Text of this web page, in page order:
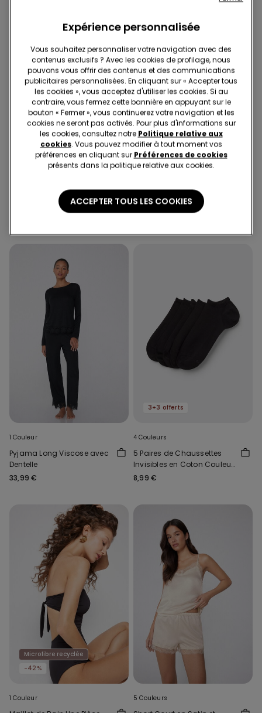
-50%
3 articles soldés, -70 %
Pyjama Court en Coton
-50%
3 articles soldés, -70 %
Pull Coton Manches
Longues Surpiqûres
1 Couleur
Pyjama Long Viscose avec
Dentelle
33,99 €
3+3 offerts
4 Couleurs
5 Paires de Chaussettes
Invisibles en Coton Couleur
Unie Unisexe
8,99 €
Microfibre recyclée
-42%
1 Couleur 5 Couleurs
Expérience personnalisée
Vous souhaitez personnaliser votre navigation avec des
contenus exclusifs ? Avec les cookies de profilage, nous
pouvons vous offrir des contenus et des communications
publicitaires personnalisées. En cliquant sur « Accepter tous
les cookies », vous acceptez d'utiliser les cookies. Si au
contraire, vous fermez cette bannière en appuyant sur le
bouton « Fermer », vous continuerez votre navigation et les
cookies ne seront pas activés. Pour plus d'informations sur
les cookies, consultez notre Politique relative aux
cookies. Vous pouvez modifier à tout moment vos
préférences en cliquant sur Préférences de cookies
présents dans la politique relative aux cookies.
ACCEPTER TOUS LES COOKIES